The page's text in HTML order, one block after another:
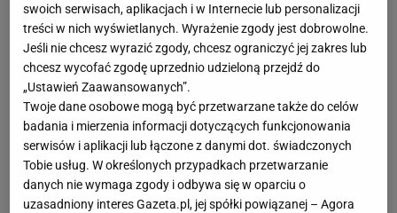
AZS przegrał we wtorek z Katarem 0:4. Trener
Michał Bąkiewicz w tymmeczukontrolnym nie
wystawił jednak najmocniejszego składu. Nie zagrali
obcokrajowcy AZS-u: Rafael Redwitz oraz atakujący
Felipe Bandero. Z zespołem nadal nie ma też
przyjmującego reprezentacjiSłowacjiMateja
Pataka, który ze swoją kadrą przygotowuje się do
mistrzostw Europy. We wtorek Słowacja przegrała
swoich serwisach, aplikacjach i w Internecie lub personalizacji
treści w nich wyświetlanych. Wyrażenie zgody jest dobrowolne.
Jeśli nie chcesz wyrazić zgody, chcesz ograniczyć jej zakres lub
chcesz wycofać zgodę uprzednio udzieloną przejdź do
„Ustawień Zaawansowanych”.
Twoje dane osobowe mogą być przetwarzane także do celów
badania i mierzenia informacji dotyczących funkcjonowania
serwisów i aplikacji lub łączone z danymi dot. świadczonych
Tobie usług. W określonych przypadkach przetwarzanie
danych nie wymaga zgody i odbywa się w oparciu o
uzasadniony interes Gazeta.pl, jej spółki powiązanej – Agora